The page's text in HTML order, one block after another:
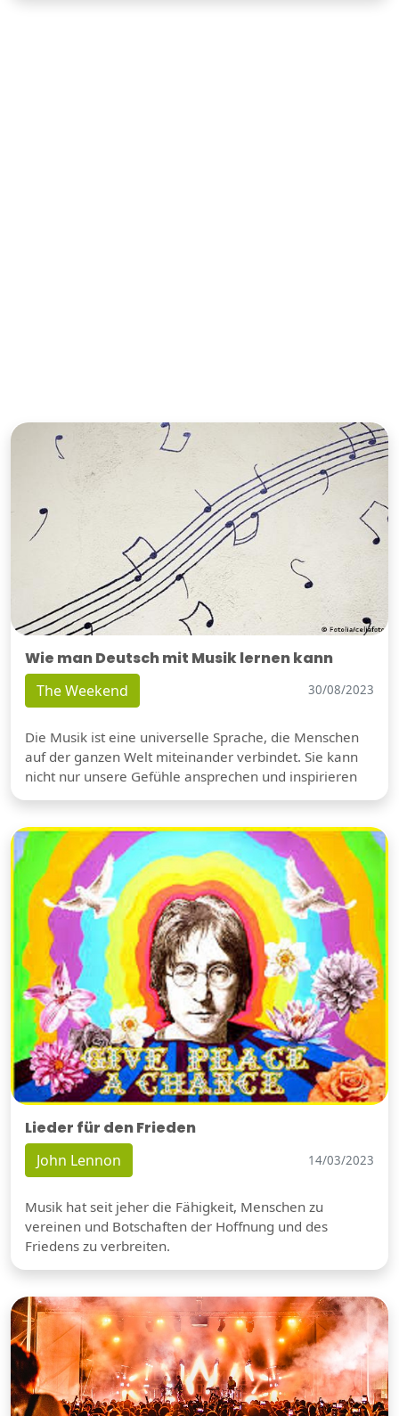
Wie man Deutsch mit Musik lernen kann
The Weekend 30/08/2023
Die Musik ist eine universelle Sprache, die Menschen
auf der ganzen Welt miteinander verbindet. Sie kann
nicht nur unsere Gefühle ansprechen und inspirieren
Lieder für den Frieden
John Lennon 14/03/2023
Musik hat seit jeher die Fähigkeit, Menschen zu
vereinen und Botschaften der Hoffnung und des
Friedens zu verbreiten.